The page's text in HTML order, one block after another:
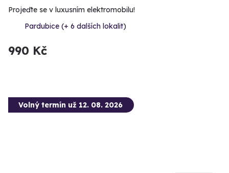
Projeďte se v luxusním elektromobilu!
Pardubice (+ 6 dalších lokalit)
990 Kč
Volný termín už 12. 08. 2026